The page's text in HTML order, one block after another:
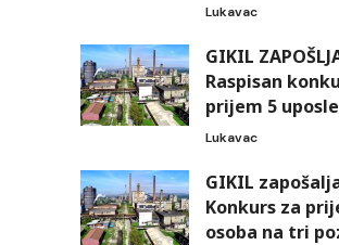
Lukavac
GIKIL
Raspisan
prijem 5
Lukavac
GIKIL
Konkurs za
osoba na tri